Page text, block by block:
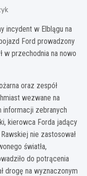
incydent w Elblągu na
Ford prowadzony
w przechodnia na nowo
oraz zespół
wezwane na
informacji zebranych
kierowca Forda jadący
nie zastosował
światła,
do potrącenia
drogę na wyznaczonym